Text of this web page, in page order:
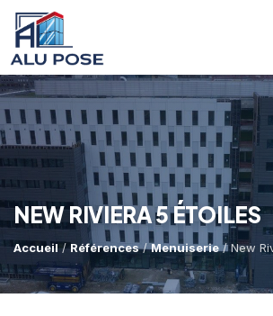
LA SOCIÉTÉ
PRESTATIONS
Dépannage Vitrages MINI-GRUE ARAIGNÉE
NEW RIVIERA 5 ÉTOILES
Accueil/Références/Menuiserie / New